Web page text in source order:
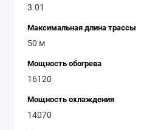
3.01
Максимальная длина трассы
50 м
Мощность обогрева
16120
Мощность охлаждения
14070